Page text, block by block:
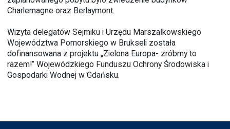
Charlemagne oraz Berlaymont.
Wizyta delegatów Sejmiku i Urzędu Marszałkowskiego
Województwa Pomorskiego w Brukseli została
dofinansowana z projektu „Zielona Europa- zróbmy to
razem!” Wojewódzkiego Funduszu Ochrony Środowiska i
Gospodarki Wodnej w Gdańsku.